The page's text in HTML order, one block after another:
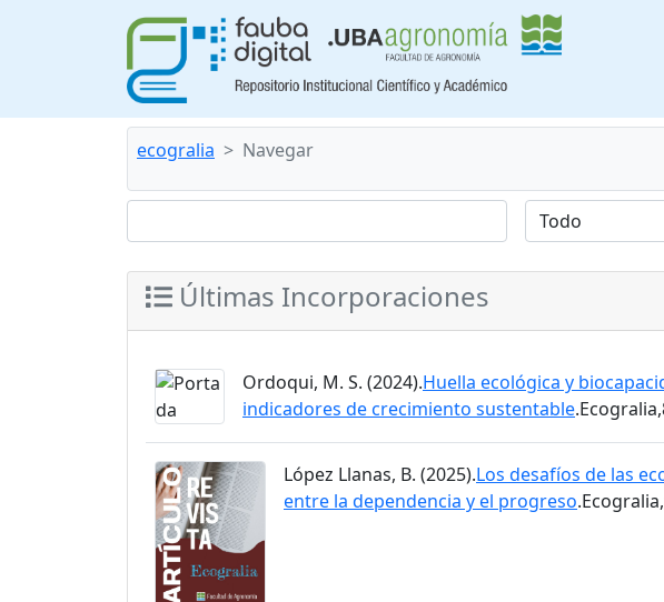
ecogralia Navegar
Últimas Incorporaciones
Ordoqui, M. S. (2024).Huella ecológica y
indicadores de crecimiento sustentable
López Llanas, B. (2025).Los desafíos de las
entre la dependencia y el progreso